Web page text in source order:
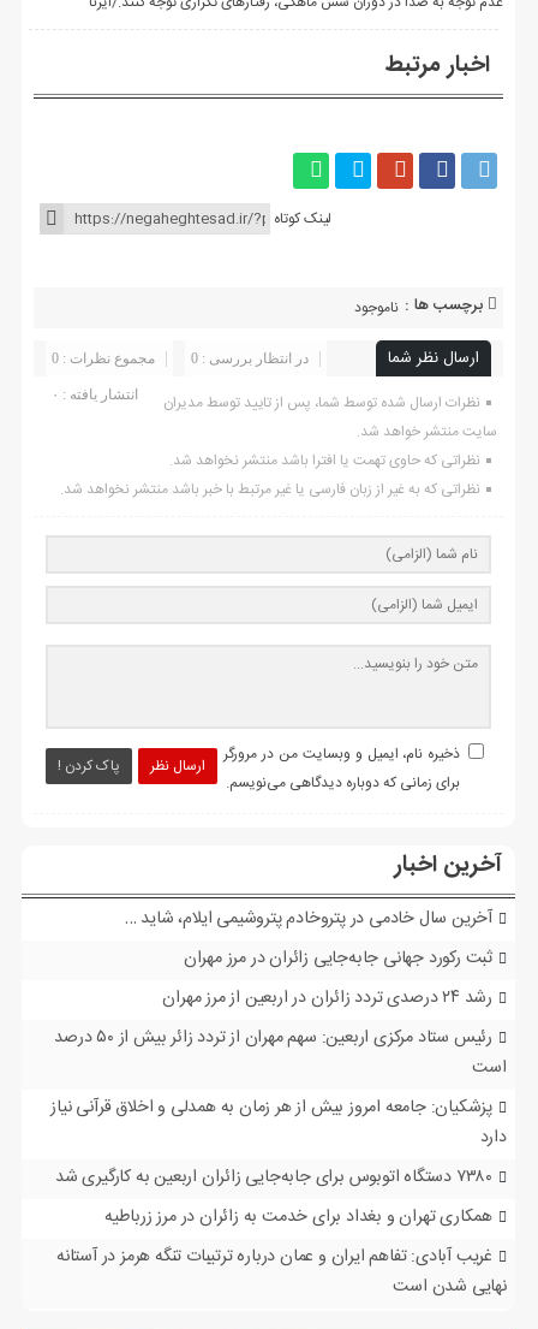
اخبار مرتبط
لینک کوتاه
برچسب ها : ناموجود
ارسال نظر شما مجموع نظرات : 0 در انتظار بررسی : 0
انتشار یافته : ۰
نظرات ارسال شده توسط شما، پس از تایید توسط مدیران
سایت منتشر خواهد شد.
نظراتی که حاوی تهمت یا افترا باشد منتشر نخواهد شد.
نظراتی که به غیر از زبان فارسی یا غیر مرتبط با خبر باشد منتشر نخواهد شد.
ارسال نظر پاک کردن !
ذخیره نام، ایمیل و وبسایت من در مرورگر
برای زمانی که دوباره دیدگاهی می‌نویسم.
آخرین اخبار
آخرین سال خادمی در پتروخادم پتروشیمی ایلام، شاید …
ثبت رکورد جهانی جابه‌جایی زائران در مرز مهران
رشد ۲۴ درصدی تردد زائران در اربعین از مرز مهران
رئیس ستاد مرکزی اربعین: سهم مهران از تردد زائر بیش از ۵۰ درصد
است
پزشکیان: جامعه امروز بیش از هر زمان به همدلی و اخلاق قرآنی نیاز
دارد
۷۳۸۰ دستگاه اتوبوس برای جابه‌جایی زائران اربعین به‌ کارگیری شد
همکاری تهران و بغداد برای خدمت به زائران در مرز زرباطیه
غریب آبادی: تفاهم ایران و عمان درباره ترتیبات تنگه هرمز در آستانه
نهایی شدن است